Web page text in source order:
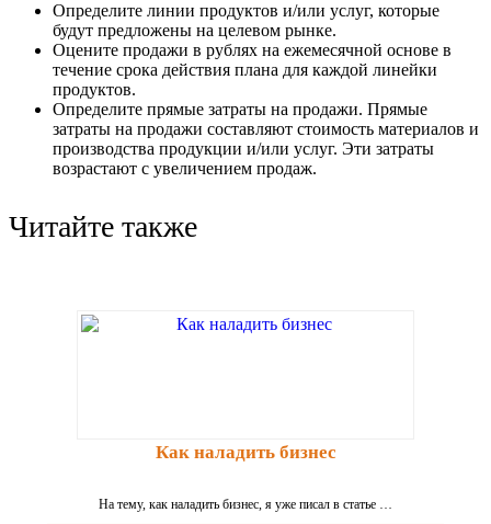
Определите линии продуктов и/или услуг, которые
будут предложены на целевом рынке.
Оцените продажи в рублях на ежемесячной основе в
течение срока действия плана для каждой линейки
продуктов.
Определите прямые затраты на продажи. Прямые
затраты на продажи составляют стоимость материалов и
производства продукции и/или услуг. Эти затраты
возрастают с увеличением продаж.
Читайте также
Как наладить бизнес
На тему, как наладить бизнес, я уже писал в статье …